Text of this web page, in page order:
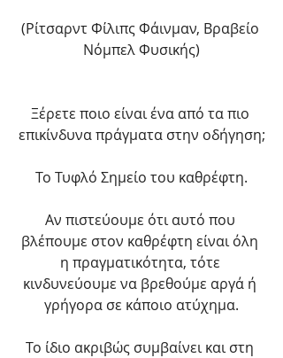
(Ρίτσαρντ Φίλιπς Φάινμαν, Βραβείο
Νόμπελ Φυσικής)
Ξέρετε ποιο είναι ένα από τα πιο
επικίνδυνα πράγματα στην οδήγηση;
Το Τυφλό Σημείο του καθρέφτη.
Αν πιστεύουμε ότι αυτό που
βλέπουμε στον καθρέφτη είναι όλη
η πραγματικότητα, τότε
κινδυνεύουμε να βρεθούμε αργά ή
γρήγορα σε κάποιο ατύχημα.
Το ίδιο ακριβώς συμβαίνει και στη